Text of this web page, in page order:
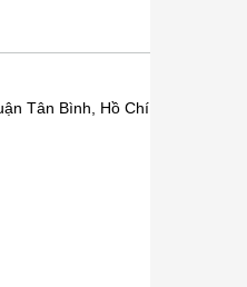
Tân Bình, Hồ Chí